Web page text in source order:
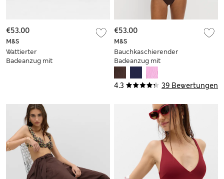
M&S
Wattierter
Badeanzug mit
€53.00
4.3 39 Bewertungen
M&S
Bauchkaschierender
Badeanzug mit
Strukturmuster
€53.00